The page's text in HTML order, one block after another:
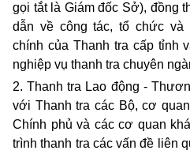
gọi tắt là Giám đốc Sở), đồng
dẫn về công tác, tổ chức và
chính của Thanh tra cấp tỉnh
nghiệp vụ thanh tra chuyên
2. Thanh tra Lao động -
với Thanh tra các Bộ, cơ
Chính phủ và các cơ quan
trình thanh tra các vấn đề liên